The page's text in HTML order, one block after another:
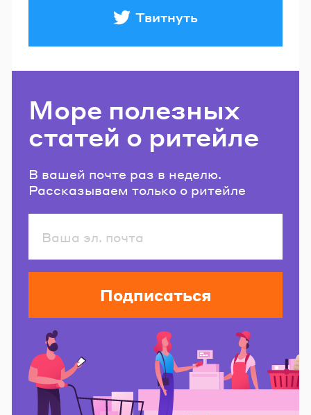
Твитнуть
Море полезных
статей о ритейле
В вашей почте раз в неделю.
Рассказываем только о ритейле
Подписаться